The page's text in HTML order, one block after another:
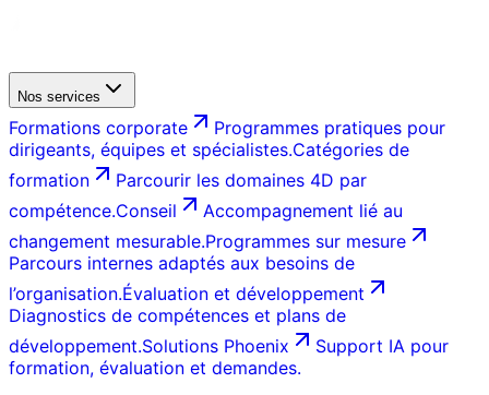
Nos services
Formations corporate
Programmes pratiques pour
dirigeants, équipes et spécialistes.Catégories de
formation
Parcourir les domaines 4D par
compétence.Conseil
Accompagnement lié au
changement mesurable.Programmes sur mesure
Parcours internes adaptés aux besoins de
l’organisation.Évaluation et développement
Diagnostics de compétences et plans de
développement.Solutions Phoenix
Support IA pour
formation, évaluation et demandes.